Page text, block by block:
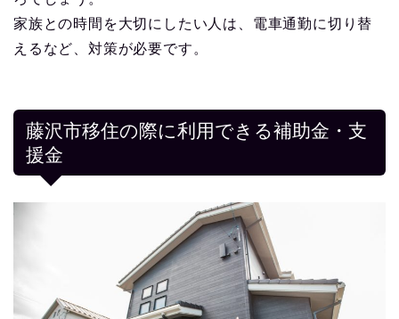
家族との時間を大切にしたい人は、電車通勤に切り替
えるなど、対策が必要です。
藤沢市移住の際に利用できる補助金・支
援金